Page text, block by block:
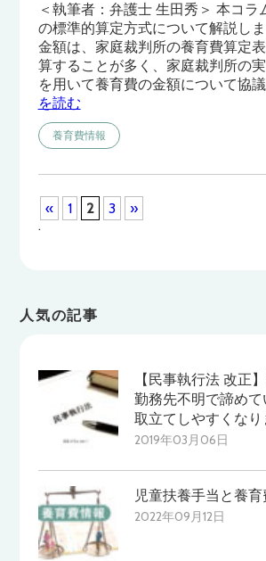
＜執筆者：弁護士 生田秀＞ 本コラ
の標準的算定方式について解説し
金額は、家庭裁判所の養育費算定
算することが多く、家庭裁判所の
を用いて養育費の金額について協
を読む
養育費情報
« 1 2 3
»
.
人気の記事
【民事執行法 改正
勤務先不明で諦め
取立てしやすくなり
2019年03月06日
児童扶養手当と養育
2022年09月12日